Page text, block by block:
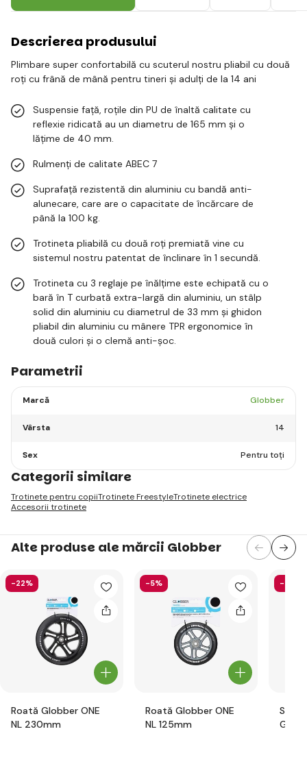
Descrierea produsului
Plimbare super confortabilă cu scuterul nostru pliabil cu două
roți cu frână de mână pentru tineri și adulți de la 14 ani
Suspensie față, roțile din PU de înaltă calitate cu
reflexie ridicată au un diametru de 165 mm și o
lățime de 40 mm.
Rulmenți de calitate ABEC 7
Suprafață rezistentă din aluminiu cu bandă anti-
alunecare, care are o capacitate de încărcare de
până la 100 kg.
Trotineta pliabilă cu două roți premiată vine cu
sistemul nostru patentat de înclinare în 1 secundă.
Trotineta cu 3 reglaje pe înălțime este echipată cu o
bară în T curbată extra-largă din aluminiu, un stâlp
solid din aluminiu cu diametrul de 33 mm și ghidon
pliabil din aluminiu cu mânere TPR ergonomice în
două culori și o clemă anti-șoc.
Parametrii
Marcă Globber
Vârsta 14
Sex Pentru toți
Categorii similare
Trotinete pentru copiiTrotinete FreestyleTrotinete electrice
Accesorii trotinete
Alte produse ale mărcii Globber
-22%
Roată Globber ONE
NL 230mm
-5%
Roată Globber ONE
NL 125mm
-58%
Set